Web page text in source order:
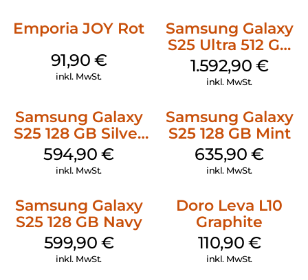
Emporia JOY Rot
91,90 €
inkl. MwSt.
Samsung Galaxy
S25 Ultra 512 GB
Titanium
Whitesilver
1.592,90 €
inkl. MwSt.
Samsung Galaxy
S25 128 GB Silver
Shadow
594,90€
inkl. MwSt.
Samsung Galaxy
S25 128 GB Mint
635,90€
inkl. MwSt.
Samsung Galaxy
S25 128 GB Navy
599,90 €
inkl. MwSt.
Doro Leva L10
Graphite
110,90 €
inkl. MwSt.